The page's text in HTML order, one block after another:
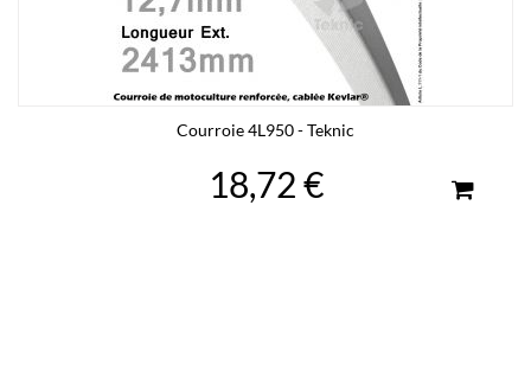
Courroie 4L950 - Teknic
18,72 €